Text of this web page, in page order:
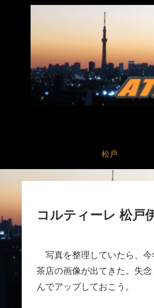
松戸
コルティーレ 松戸
写真を整理していたら、今
茶店の画像が出てきた。失
んでアップしておこう。